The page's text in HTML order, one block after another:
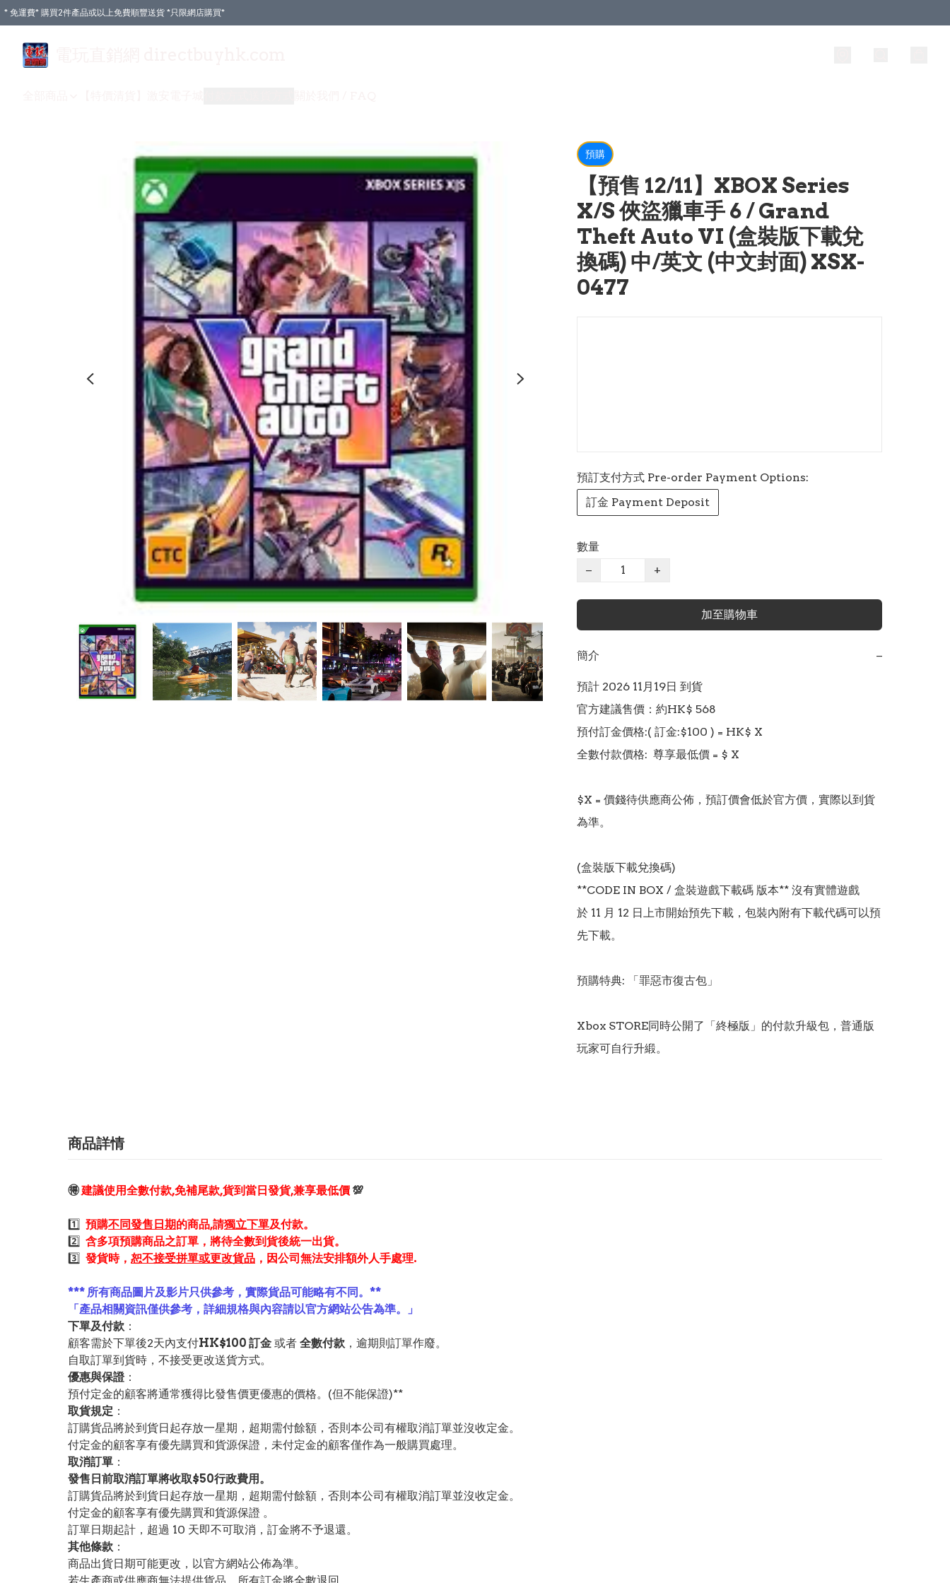
* 免運費* 購買2件產品或以上免費順豐送貨 *只限網店購買*
預購
【預售 12/11】XBOX Series
X/S 俠盜獵車手 6 / Grand
Theft Auto VI (盒裝版下載兌
換碼) 中/英文 (中文封面) XSX-
0477
預訂支付方式 Pre-order Payment Options:
訂金 Payment Deposit
數量
−
+
加至購物車
簡介 −
預計 2026 11月19日 到貨
官方建議售價：約HK$ 568
預付訂金價格:( 訂金:$100 ) = HK$ X
全數付款價格:  尊享最低價 = $ X
$X = 價錢待供應商公佈，預訂價會低於官方價，實際以到貨
為準。
(盒裝版下載兌換碼)
**CODE IN BOX / 盒裝遊戲下載碼 版本** 沒有實體遊戲
於 11 月 12 日上市開始預先下載，包裝內附有下載代碼可以預
先下載。
預購特典: 「罪惡市復古包」
Xbox STORE同時公開了「終極版」的付款升級包，普通版
商品詳情
🉐建議使用全數付款,免補尾款,貨到當日發貨,兼享最低價 💯
1️⃣ 預購不同發售日期的商品,請獨立下單及付款。
2️⃣ 含多項預購商品之訂單，將待全數到貨後統一出貨。
3️⃣ 發貨時， 恕不接受拼單或更改貨品 ，因公司無法安排額外人手處理.
*** 所有商品圖片及影片只供參考，實際貨品可能略有不同。**
「產品相關資訊僅供參考，詳細規格與內容請以官方網站公告為準。」
下單及付款 ：
顧客需於下單後2天內支付HK$100 訂金 或者 全數付款 ，逾期則訂單作廢。
自取訂單到貨時，不接受更改送貨方式。
優惠與保證：
預付定金的顧客將通常獲得比發售價更優惠的價格。(但不能保證)**
取貨規定 ：
訂購貨品將於到貨日起存放一星期，超期需付餘額，否則本公司有權取消訂單並沒收定金。
付定金的顧客享有優先購買和貨源保證，未付定金的顧客僅作為一般購買處理。
取消訂單 ：
發售日前取消訂單將收取$50行政費用。
訂購貨品將於到貨日起存放一星期，超期需付餘額，否則本公司有權取消訂單並沒收定金。
付定金的顧客享有優先購買和貨源保證 。
訂單日期起計，超過 10 天即不可取消，訂金將不予退還。
其他條款 ：
商品出貨日期可能更改，以官方網站公佈為準。